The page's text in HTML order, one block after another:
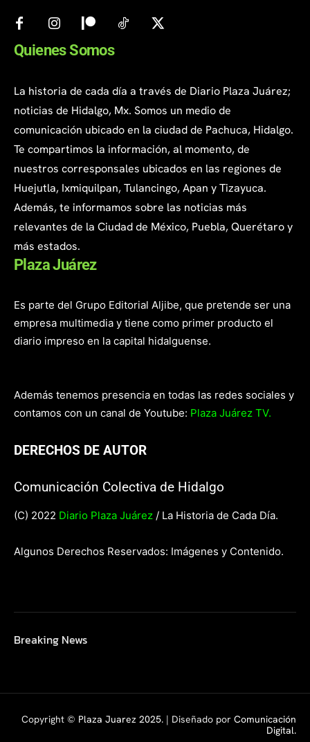
Quienes Somos
La historia de cada día a través de Diario Plaza Juárez;
noticias de Hidalgo, Mx. Somos un medio de
comunicación ubicado en la ciudad de Pachuca, Hidalgo.
Te compartimos la información, al momento, de
nuestros corresponsales ubicados en las regiones de
Huejutla, Ixmiquilpan, Tulancingo, Apan y Tizayuca.
Además, te informamos sobre las noticias más
relevantes de la Ciudad de México, Puebla, Querétaro y
más estados.
Plaza Juárez
Es parte del Grupo Editorial Aljibe, que pretende ser una
empresa multimedia y tiene como primer producto el
diario impreso en la capital hidalguense.
Además tenemos presencia en todas las redes sociales y
contamos con un canal de Youtube: Plaza Juárez TV.
DERECHOS DE AUTOR
Comunicación Colectiva de Hidalgo
(C) 2022 Diario Plaza Juárez / La Historia de Cada Día.
Algunos Derechos Reservados: Imágenes y Contenido.
Breaking News
Copyright © Plaza Juarez 2025. | Diseñado por Comunicación
Digital.